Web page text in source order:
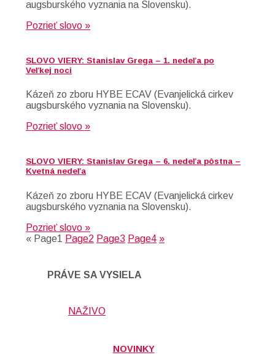
augsburského vyznania na Slovensku).
Pozrieť slovo »
SLOVO VIERY: Stanislav Grega – 1. nedeľa po
Veľkej noci
Kázeň zo zboru HYBE ECAV (Evanjelická cirkev
augsburského vyznania na Slovensku).
Pozrieť slovo »
SLOVO VIERY: Stanislav Grega – 6. nedeľa pôstna –
Kvetná nedeľa
Kázeň zo zboru HYBE ECAV (Evanjelická cirkev
augsburského vyznania na Slovensku).
Pozrieť slovo »
« Page1 Page2 Page3 Page4 »
PRÁVE SA VYSIELA
NAŽIVO
NOVINKY